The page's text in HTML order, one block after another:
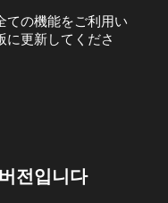
ての機能をご利用い
に更新してくださ
전입니다